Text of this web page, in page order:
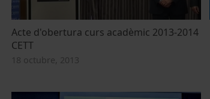
Acte d'obertura curs acadèmic 2013-2014
CETT
18 octubre, 2013